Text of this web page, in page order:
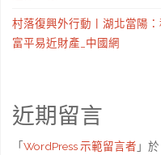
村落復興外行動丨湖北當陽
富平易近財產_中國網
近期留言
「 WordPress 示範留言者 」